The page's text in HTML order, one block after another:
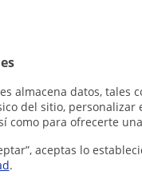
almacena datos, tales
del sitio, personalizar
como para ofrecerte
aceptas lo
. algún error en